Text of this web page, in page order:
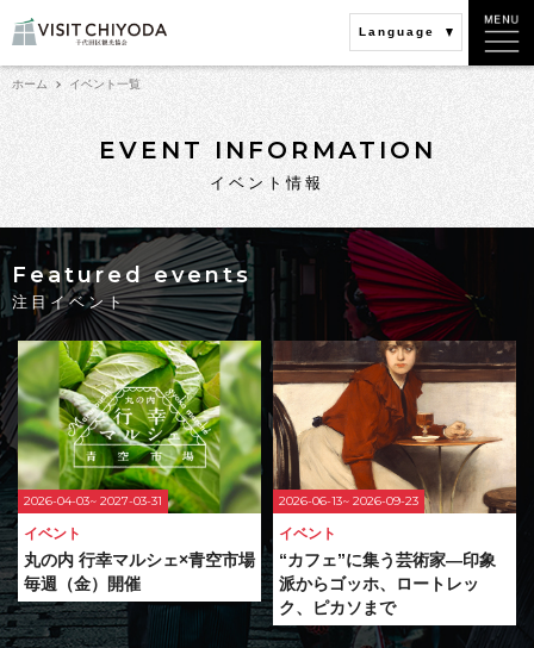
Language
ホーム イベント一覧
EVENT INFORMATION
イベント情報
Featured events
注目イベント
2026-04-03~ 2027-03-31
イベント
丸の内 行幸マルシェ×青空市場
毎週（金）開催
2026-06-13~ 2026-09-23
イベント
“カフェ”に集う芸術家―印象
派からゴッホ、ロートレッ
ク、ピカソまで